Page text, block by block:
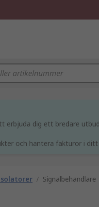
erbjuda dig ett bredare
och hantera fakturor i ditt
/ Signalbehandlare